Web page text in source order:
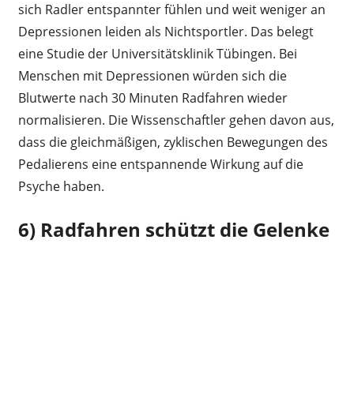
sich Radler entspannter fühlen und weit weniger an
Depressionen leiden als Nichtsportler. Das belegt
eine Studie der Universitätsklinik Tübingen. Bei
Menschen mit Depressionen würden sich die
Blutwerte nach 30 Minuten Radfahren wieder
normalisieren. Die Wissenschaftler gehen davon aus,
dass die gleichmäßigen, zyklischen Bewegungen des
Pedalierens eine entspannende Wirkung auf die
Psyche haben.
6) Radfahren schützt die Gelenke